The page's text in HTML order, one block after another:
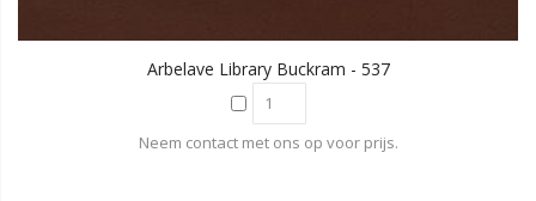
Arbelave Library Buckram - 537
Neem contact met ons op voor prijs.